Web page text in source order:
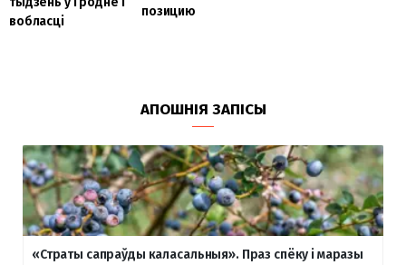
вобласці
позицию
АПОШНІЯ ЗАПІСЫ
«Страты сапраўды каласальныя». Праз спёку і маразы